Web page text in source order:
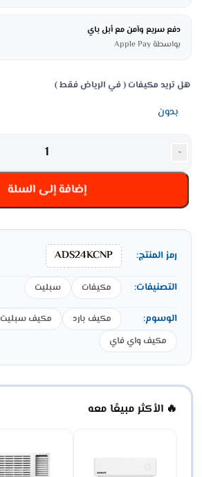
دفع سريع وآمن مع أبل باي
بواسطة Apple Pay
هل تريد مكيفات ( في الرياض فقط )
-
إضافة إلى السلة
رمز المنتج: ADS24KCNP
التصنيفات: مكيفات سبليت
الوسوم: مكيف بارد
مكيف سبليت
مكيف واي فاي
🔥 الأكثر مبيعًا معه